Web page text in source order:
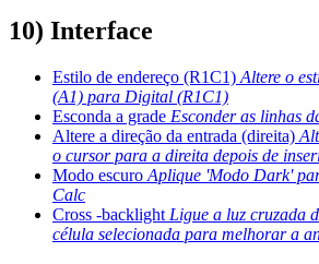
10) Interface
Estilo de endereço (R1C1) Altere o
(A1) para Digital (R1C1)
Esconda a grade Esconder as linhas
Altere a direção da entrada (direita)
o cursor para a direita depois de
Modo escuro Aplique 'Modo Dark'
Calc
Cross -backlight Ligue a luz cruzada
célula selecionada para melhorar a